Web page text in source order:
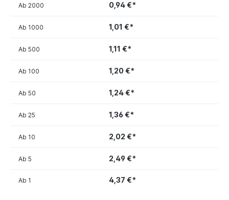
Ab 1 4,37 €*
Ab 5 2,49 €*
Ab 10 2,02 €*
Ab 25 1,36 €*
Ab 50 1,24 €*
Ab 100 1,20 €*
Ab 500 1,11 €*
Ab 1000 1,01 €*
Ab 2000 0,94 €*